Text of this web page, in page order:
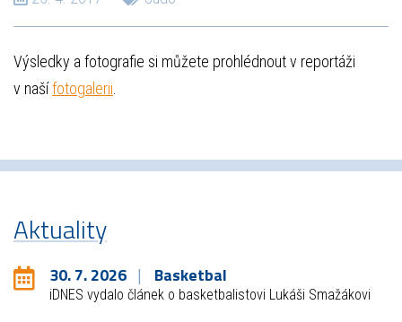
Výsledky a fotografie si můžete prohlédnout v reportáži
v našífotogalerii.
Aktuality
30. 7. 2026 Basketbal
iDNES vydalo článek o basketbalistovi Lukáši Smažákovi